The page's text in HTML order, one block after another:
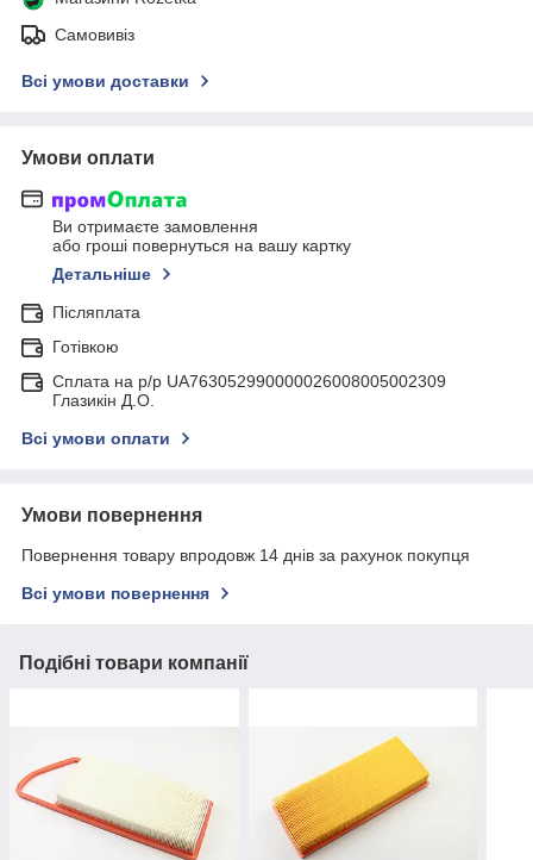
Самовивіз
Всі умови доставки
Умови оплати
Ви отримаєте замовлення
або гроші повернуться на вашу картку
Детальніше
Післяплата
Готівкою
Сплата на р/р UA763052990000026008005002309
Глазикін Д.О.
Всі умови оплати
Умови повернення
Повернення товару впродовж 14 днів за рахунок покупця
Всі умови повернення
Подібні товари компанії